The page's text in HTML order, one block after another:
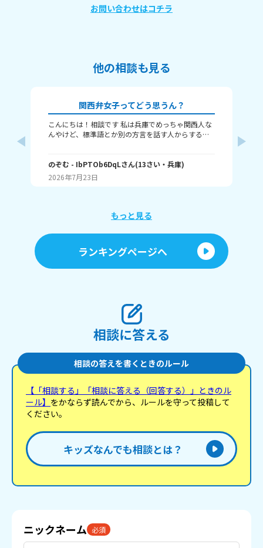
お問い合わせはコチラ
他の相談も見る
関西弁女子ってどう思うん？
こんにちは！相談です 私は兵庫でめっちゃ関西人な
んやけど、標準語とか別の方言を話す人からする
ちがって、日々ボケとツッコミとかなさそうやし、
変なイメージ持たれんのかなぁって！ 別に普通の時
は結構自然に？まあゆるめにみんな使っとぉけど、
ん？ とか、普通の会話で話す時も、気が強そうみた
聞きたいです！
のぞむ - IbPTOb6DqLさん(13さい・ 兵庫)
2026年7月23日
もっと見る
ランキングページへ
相談に答える
相談の答えを書くときのルール
【「相談する」「相談に答える（回答する）」ときのル
ール】 をかならず読んでから、ルールを守って投稿して
ください。
キッズなんでも相談とは？
ニックネーム 必須